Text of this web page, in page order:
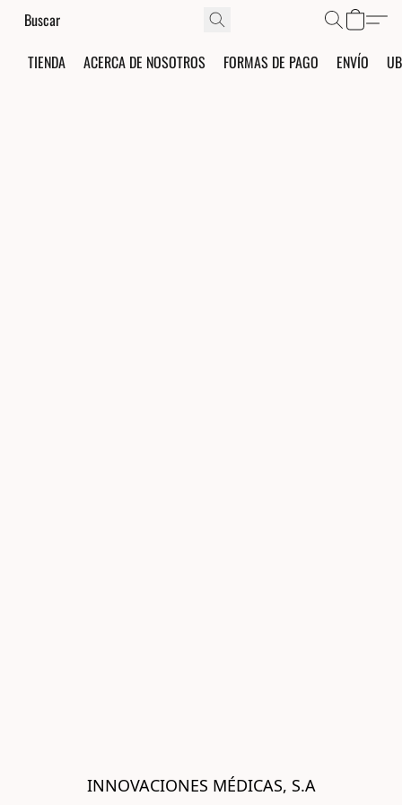
TIENDA ACERCA DE NOSOTROS FORMAS DE PAGO ENVÍO
INNOVACIONES MÉDICAS, S.A